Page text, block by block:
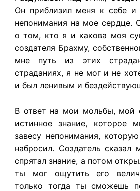
Он приблизил меня к себе и
непонимания на мое сердце.
о том, кто я и какова моя
создателя Брахму,
мне путь из этих
страданиях, я не мог и не
и был ленивым и
В ответ на мои мольбы, мой
истинное знание, которое
завесу непонимания,
набросил. Создатель
спрятал знание, а потом
ты мог ощутить его
только тогда ты сможешь